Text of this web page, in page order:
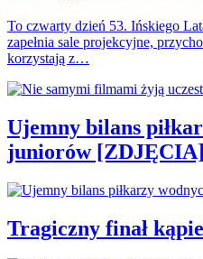
To czwarty dzień 53. Ińskiego
zapełnia sale projekcyjne,
korzystają z…
Ujemny bilans
juniorów [ZDJĘCIA]
Tragiczny finał